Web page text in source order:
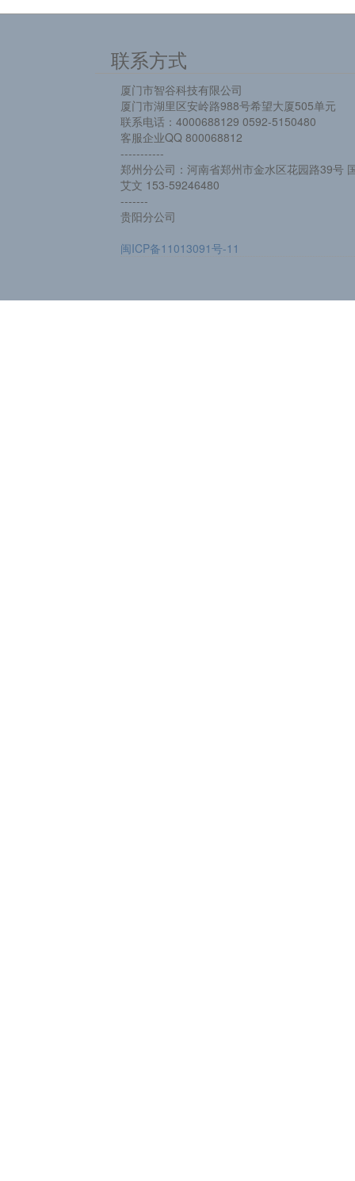
联系方式
厦门市智谷科技有限公司
厦门市湖里区安岭路988号希望大厦505单元
联系电话：4000688129 0592-5150480
客服企业QQ 800068812
-----------
郑州分公司：河南省郑州市金水区花园路39号
艾文 153-59246480
-------
贵阳分公司
闽ICP备11013091号-11